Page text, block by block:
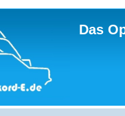
Das